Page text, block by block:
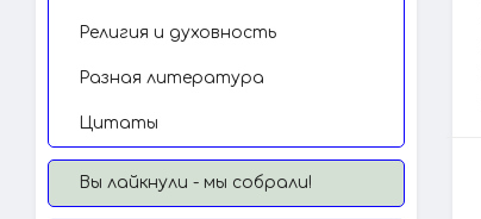
Религия и духовность
Разная литература
Цитаты
Вы лайкнули - мы собрали!